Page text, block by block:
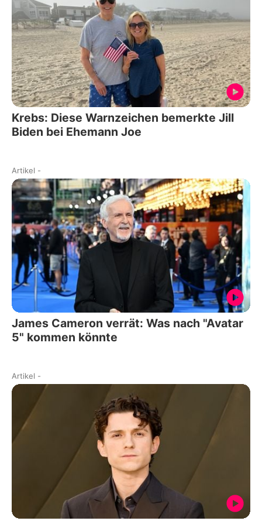
Krebs: Diese Warnzeichen bemerkte Jill
Biden bei Ehemann Joe
Artikel -
James Cameron verrät: Was nach "Avatar
5" kommen könnte
Artikel -